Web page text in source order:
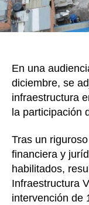
En una
diciembre, se
infraestructura
la participación
Tras un
financiera y
habilitados,
Infraestructura
intervención de